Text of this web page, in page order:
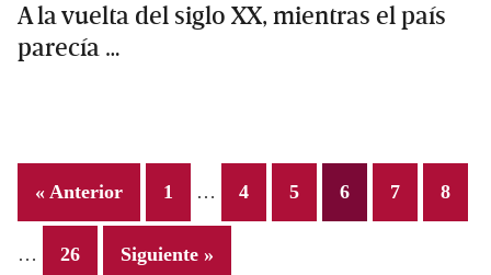
A la vuelta del siglo XX, mientras el país
parecía …
« Anterior Page
1 … Page
4 Page
5 Page
6 Page
7 Page
8
… Page
26 Siguiente »